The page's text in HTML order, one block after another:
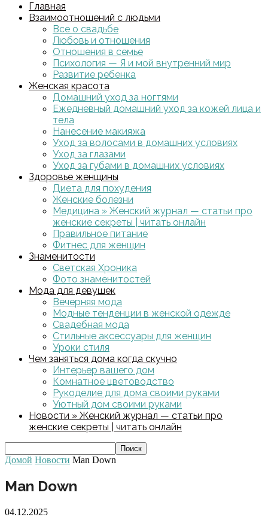
Главная
Взаимоотношений с людьми
Все о свадьбе
Любовь и отношения
Отношения в семье
Психология — Я и мой внутренний мир
Развитие ребенка
Женская красота
Домашний уход за ногтями
Ежедневный домашний уход за кожей лица и
тела
Нанесение макияжа
Уход за волосами в домашних условиях
Уход за глазами
Уход за губами в домашних условиях
Здоровье женщины
Диета для похудения
Женские болезни
Медицина » Женский журнал — статьи про
женские секреты | читать онлайн
Правильное питание
Фитнес для женщин
Знаменитости
Светская Хроника
Фото знаменитостей
Мода для девушек
Вечерняя мода
Модные тенденции в женской одежде
Свадебная мода
Стильные аксессуары для женщин
Уроки стиля
Чем заняться дома когда скучно
Интерьер вашего дом
Комнатное цветоводство
Рукоделие для дома своими руками
Уютный дом своими руками
Новости » Женский журнал — статьи про
женские секреты | читать онлайн
Домой Новости Man Down
Man Down
04.12.2025